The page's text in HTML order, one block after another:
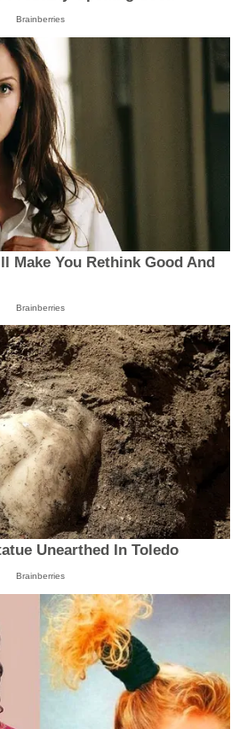
Brainberries
Make You Rethink Good And
Brainberries
Unearthed In Toledo
Brainberries